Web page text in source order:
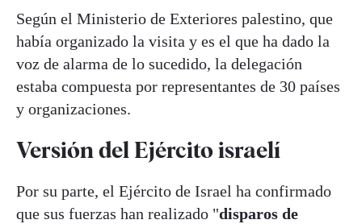
Según el Ministerio de Exteriores palestino, que
había organizado la visita y es el que ha dado la
voz de alarma de lo sucedido, la delegación
estaba compuesta por representantes de 30 países
y organizaciones.
Versión del Ejército israelí
Por su parte, el Ejército de Israel ha confirmado
que sus fuerzas han realizado "disparos de